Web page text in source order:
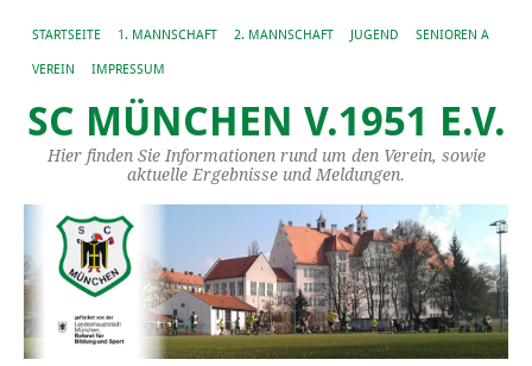
STARTSEITE 1. MANNSCHAFT 2. MANNSCHAFT JUGEND SENIOREN A
VEREIN IMPRESSUM
SC MÜNCHEN V.1951 E.V.
Hier finden Sie Informationen rund um den Verein, sowie
aktuelle Ergebnisse und Meldungen.